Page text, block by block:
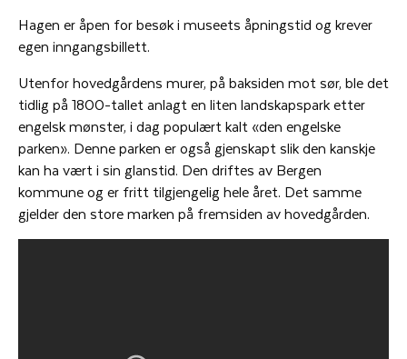
Hagen er åpen for besøk i museets åpningstid og krever
egen inngangsbillett.
Utenfor hovedgårdens murer, på baksiden mot sør, ble det
tidlig på 1800-tallet anlagt en liten landskapspark etter
engelsk mønster, i dag populært kalt «den engelske
parken». Denne parken er også gjenskapt slik den kanskje
kan ha vært i sin glanstid. Den driftes av Bergen
kommune og er fritt tilgjengelig hele året. Det samme
gjelder den store marken på fremsiden av hovedgården.